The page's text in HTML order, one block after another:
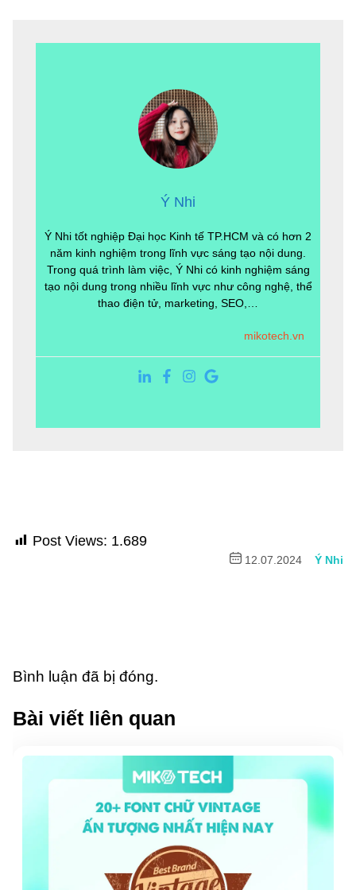
Ý Nhi
Ý Nhi tốt nghiệp Đại học Kinh tế TP.HCM và có hơn 2
năm kinh nghiệm trong lĩnh vực sáng tạo nội dung.
Trong quá trình làm việc, Ý Nhi có kinh nghiệm sáng
tạo nội dung trong nhiều lĩnh vực như công nghệ, thể
thao điện tử, marketing, SEO,…
mikotech.vn
Post Views: 1.689
12.07.2024 Ý Nhi
Bình luận đã bị đóng.
Bài viết liên quan